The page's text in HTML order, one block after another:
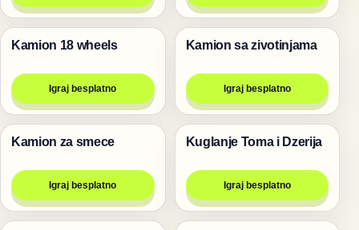
Trke
Kamion 18 wheels
Igraj besplatno
Životinje
Kamion sa zivotinjama
Igraj besplatno
Trke
Kamion za smece
Igraj besplatno
Životinje
Kuglanje Toma i Dzerija
Igraj besplatno